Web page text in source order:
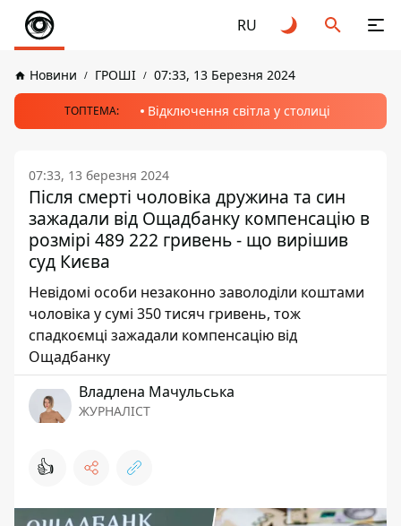
RU
Новини ГРОШІ 07:33, 13 Березня 2024
ТОПТЕМА: Відключення світла у столиці
07:33, 13 березня 2024
Після смерті чоловіка дружина та син
зажадали від Ощадбанку компенсацію в
розмірі 489 222 гривень - що вирішив
суд Києва
Невідомі особи незаконно заволоділи коштами
чоловіка у сумі 350 тисяч гривень, тож
спадкоємці зажадали компенсацію від
Ощадбанку
Владлена Мачульська
ЖУРНАЛІСТ
👍